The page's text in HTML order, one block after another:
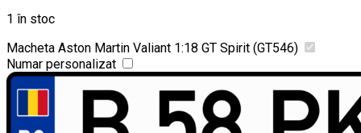
1 în stoc
Macheta Aston Martin Valiant 1:18 GT Spirit (GT546)
Numar personalizat